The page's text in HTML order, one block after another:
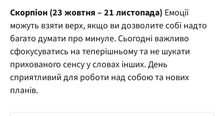
Скорпіон (23 жовтня – 21 листопада) Емоції
можуть взяти верх, якщо ви дозволите собі надто
багато думати про минуле. Сьогодні важливо
сфокусуватись на теперішньому та не шукати
прихованого сенсу у словах інших. День
сприятливий для роботи над собою та нових
планів.